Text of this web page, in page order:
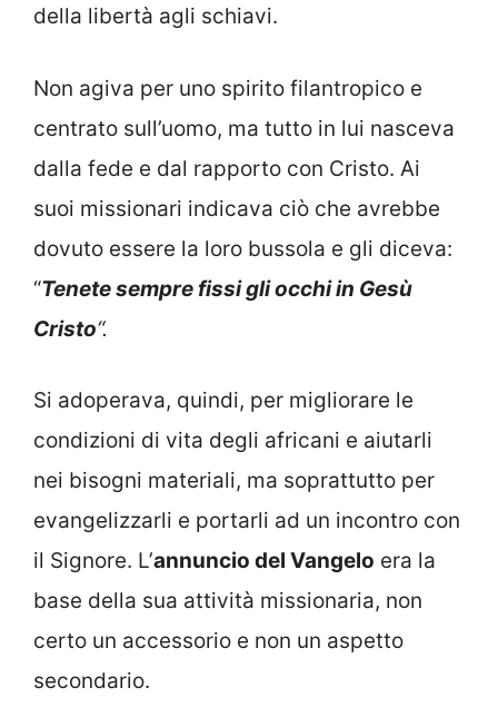
della libertà agli schiavi.
Non agiva per uno spirito filantropico e
centrato sull’uomo, ma tutto in lui nasceva
dalla fede e dal rapporto con Cristo. Ai
suoi missionari indicava ciò che avrebbe
dovuto essere la loro bussola e gli diceva:
“Tenete sempre fissi gli occhi in Gesù
Cristo“.
Si adoperava, quindi, per migliorare le
condizioni di vita degli africani e aiutarli
nei bisogni materiali, ma soprattutto per
evangelizzarli e portarli ad un incontro con
il Signore. L’annuncio del Vangelo era la
base della sua attività missionaria, non
certo un accessorio e non un aspetto
secondario.